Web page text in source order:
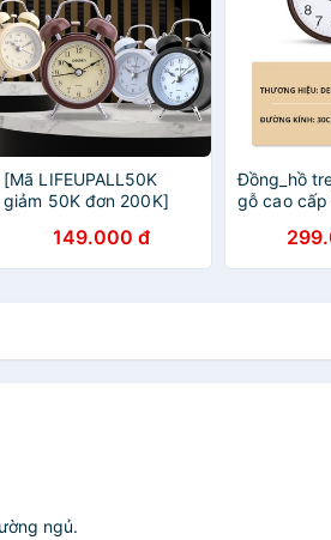
[Mã LIFEUPALL50K
giảm 50K đơn 200K]
chuông reo Deli 9024
149.000 đ
Đồng_hồ
gỗ cao
đẹp từng
Diệp Lạc
ngủ.